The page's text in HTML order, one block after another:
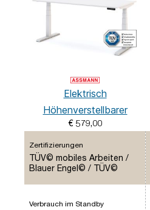
Elektrisch
Höhenverstellbarer
Familien Schreibtisch
Pitino
€ 579,00
Zertifizierungen
TÜV© mobiles Arbeiten /
Blauer Engel© / TÜV©
Verbrauch im Standby